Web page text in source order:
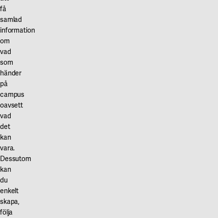
få
samlad
information
om
vad
som
händer
på
campus
oavsett
vad
det
kan
vara.
Dessutom
kan
du
enkelt
skapa,
följa